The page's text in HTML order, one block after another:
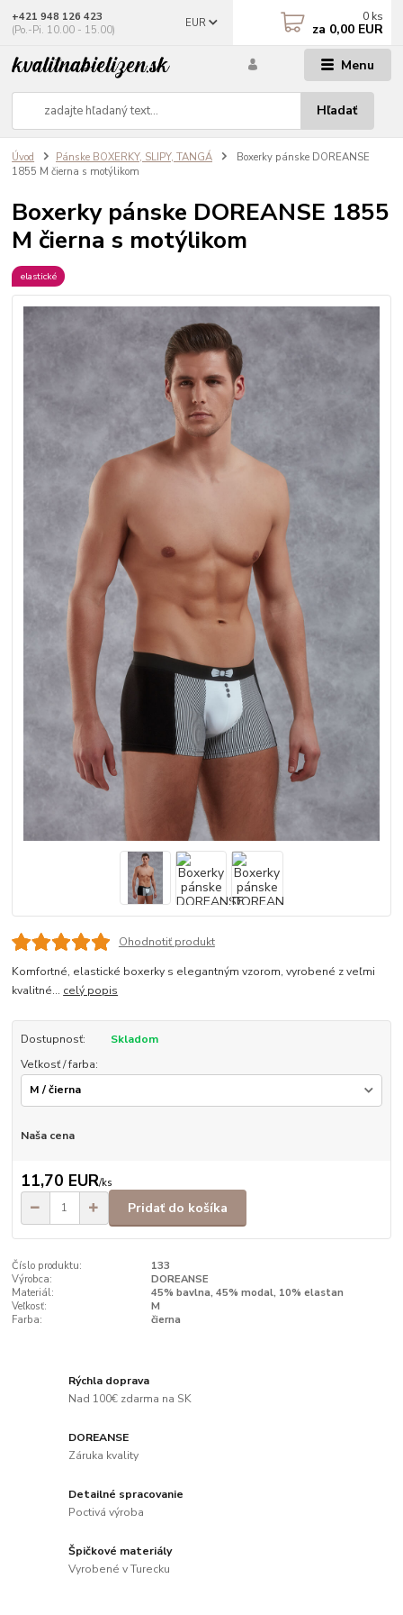
Menu
EUR
Hľadať
+421 948 126 423
(Po.-Pi. 10.00 - 15.00)
0 ks
za 0,00 EUR
Úvod Pánske BOXERKY, SLIPY, TANGÁ
Boxerky pánske DOREANSE
1855 M čierna s motýlikom
Boxerky pánske DOREANSE 1855
M čierna s motýlikom
elastické
Ohodnotiť produkt
Komfortné, elastické boxerky s elegantným vzorom, vyrobené z veľmi
kvalitné... celý popis
Dostupnosť:
Skladom
Veľkosť / farba:
Naša cena
11,70 EUR/ks
Pridať do košíka
Číslo produktu:
133
Výrobca:
DOREANSE
Materiál:
45% bavlna, 45% modal, 10% elastan
Veľkosť:
M
Farba:
čierna
Rýchla doprava
Nad 100€ zdarma na SK
DOREANSE
Záruka kvality
Detailné spracovanie
Poctivá výroba
Špičkové materiály
Vyrobené v Turecku